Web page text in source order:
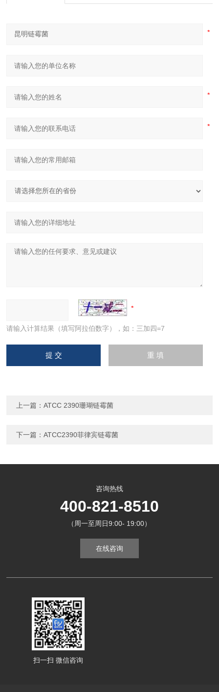
请输入计算结果（填写阿拉伯数字），如：三加四=7
上一篇：ATCC 2390珊瑚链霉菌
下一篇：ATCC2390菲律宾链霉菌
咨询热线
400-821-8510
（周一至周日9:00- 19:00）
在线咨询
扫一扫 微信咨询